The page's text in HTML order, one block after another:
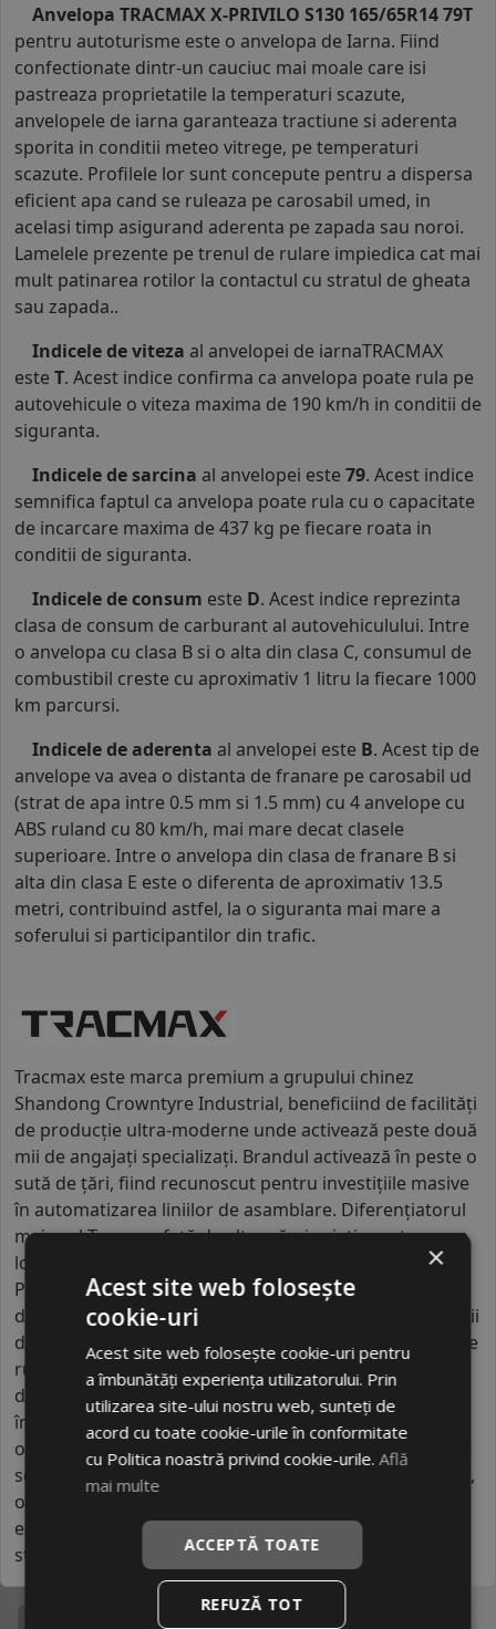
Anvelopa TRACMAX X-PRIVILO S130 165/65R14 79T
pentru autoturisme este o anvelopa de Iarna. Fiind
confectionate dintr-un cauciuc mai moale care isi
pastreaza proprietatile la temperaturi scazute,
anvelopele de iarna garanteaza tractiune si aderenta
sporita in conditii meteo vitrege, pe temperaturi
scazute. Profilele lor sunt concepute pentru a dispersa
eficient apa cand se ruleaza pe carosabil umed, in
acelasi timp asigurand aderenta pe zapada sau noroi.
Lamelele prezente pe trenul de rulare impiedica cat mai
mult patinarea rotilor la contactul cu stratul de gheata
sau zapada..
Indicele de viteza al anvelopei de iarnaTRACMAX
este T. Acest indice confirma ca anvelopa poate rula pe
autovehicule o viteza maxima de 190 km/h in conditii de
siguranta.
Indicele de sarcina al anvelopei este 79. Acest indice
semnifica faptul ca anvelopa poate rula cu o capacitate
de incarcare maxima de 437 kg pe fiecare roata in
conditii de siguranta.
Indicele de consum este D. Acest indice reprezinta
clasa de consum de carburant al autovehiculului. Intre
o anvelopa cu clasa B si o alta din clasa C, consumul de
combustibil creste cu aproximativ 1 litru la fiecare 1000
km parcursi.
Indicele de aderenta al anvelopei este B. Acest tip de
anvelope va avea o distanta de franare pe carosabil ud
(strat de apa intre 0.5 mm si 1.5 mm) cu 4 anvelope cu
ABS ruland cu 80 km/h, mai mare decat clasele
superioare. Intre o anvelopa din clasa de franare B si
alta din clasa E este o diferenta de aproximativ 13.5
metri, contribuind astfel, la o siguranta mai mare a
soferului si participantilor din trafic.
Tracmax este marca premium a grupului chinez
Shandong Crowntyre Industrial, beneficiind de facilități
de producție ultra-moderne unde activează peste două
mii de angajați specializați. Brandul activează în peste o
sută de țări, fiind recunoscut pentru investițiile masive
în automatizarea liniilor de asamblare. Diferențiatorul
major al Tracmax față de alte mărci asiatice este gama
lor extinsă de anvelope "Run Flat" și UHP (Ultra High
Performance) la prețuri extrem de accesibile. Spre
deosebire de competitori, Tracmax utilizează tehnologii
de simulare digitală pentru a optimiza profilul benzii de
rulare, reducând semnificativ zgomotul de contact. Se
distinge prin utilizarea unor compuși de siliciu care
îmbunătățesc tracțiunea pe suprafețe alunecoase,
oferind o siguranță activă surprinzătoare pentru acest
segment de preț. Este un brand orientat către inovație,
oferind posesorilor de vehicule moderne o alternativă
economică ce nu sacrifică aspectul estetic sau
stabilitatea la viteze ridicate pe autostradă.
×
Acest site web folosește
cookie-uri
Acest site web folosește cookie-uri pentru
a îmbunătăți experiența utilizatorului. Prin
utilizarea site-ului nostru web, sunteți de
acord cu toate cookie-urile în conformitate
cu Politica noastră privind cookie-urile.Află
mai multe
ACCEPTĂ TOATE
REFUZĂ TOT